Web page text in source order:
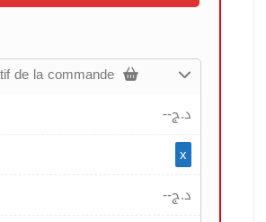
de la commande
--د.ج
x
--د.ج